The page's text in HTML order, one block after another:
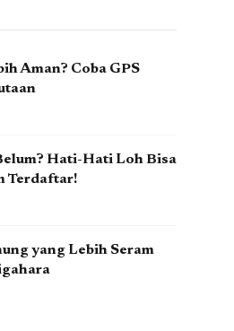
Aman? Coba GPS
Hati-Hati Loh Bisa
Terdaftar!
yang Lebih Seram